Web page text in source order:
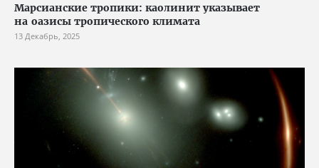
Марсианские тропики: каолинит указывает
на оазисы тропического климата
13 Декабрь, 2025